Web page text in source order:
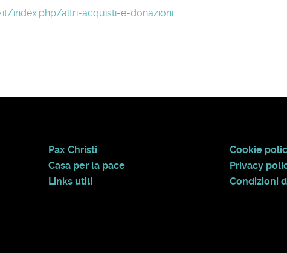
index.php/altri-acquisti-e-donazioni
Pax Christi
Casa per la pace
Links utili
Cookie
Privacy
Condizioni